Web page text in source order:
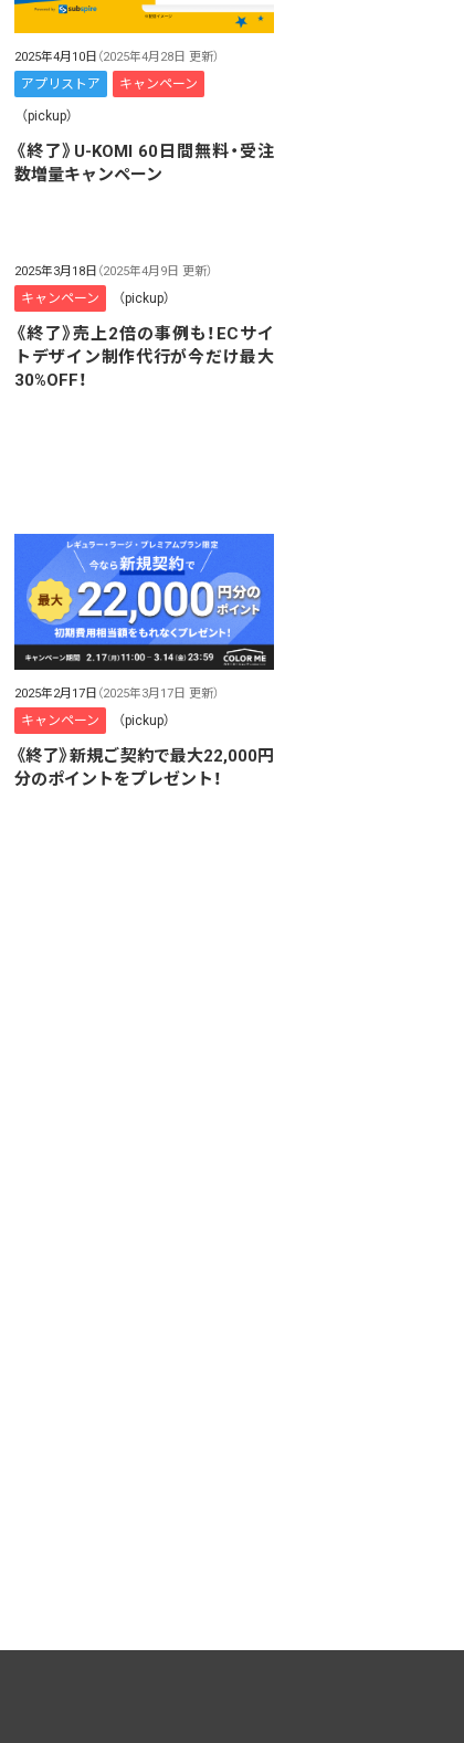
2025年4月10日 （2025年4月28日 更新）
アプリストア キャンペーン
（pickup）
《終了》U-KOMI 60日間無料・受注
数増量キャンペーン
2025年3月18日 （2025年4月9日 更新）
キャンペーン （pickup）
《終了》売上2倍の事例も！ECサイ
トデザイン制作代行が今だけ最大
30%OFF！
2025年2月17日 （2025年3月17日 更新）
キャンペーン （pickup）
《終了》新規ご契約で最大22,000円
分のポイントをプレゼント！